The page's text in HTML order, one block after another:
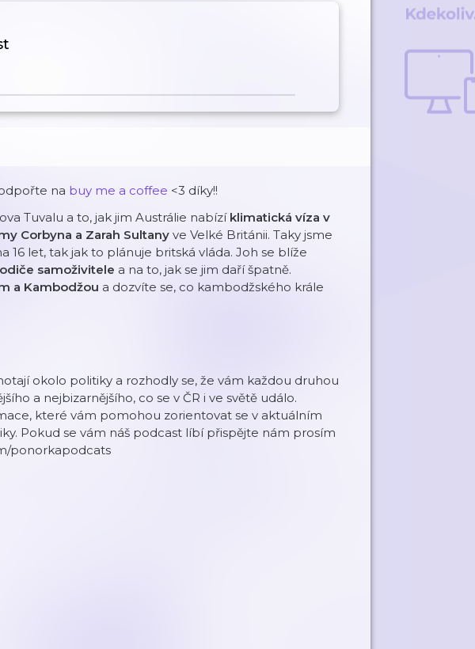
na ⁠buy me a coffee⁠ <3 díky!!
Tuvalu a to, jak jim Austrálie nabízí klimatická víza v
Corbyna a Zarah Sultany ve Velké Británii. Taky jsme
16 let, tak jak to plánuje britská vláda. Joh se blíže
samoživitele a na to, jak se jim daří špatně.
a Kambodžou a dozvíte se, co kambodžského krále
okolo politiky a rozhodly se, že vám každou druhou
a nejbizarnějšího, co se v ČR i ve světě událo.
které vám pomohou zorientovat se v aktuálním
Pokud se vám náš podcast líbí přispějte nám prosím
ponorkapodcats